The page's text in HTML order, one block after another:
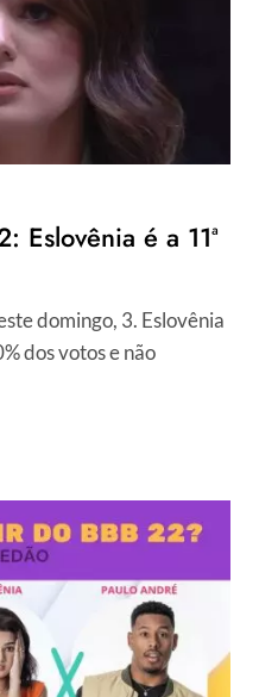
Eslovênia é a 11ª
domingo, 3. Eslovênia
dos votos e não